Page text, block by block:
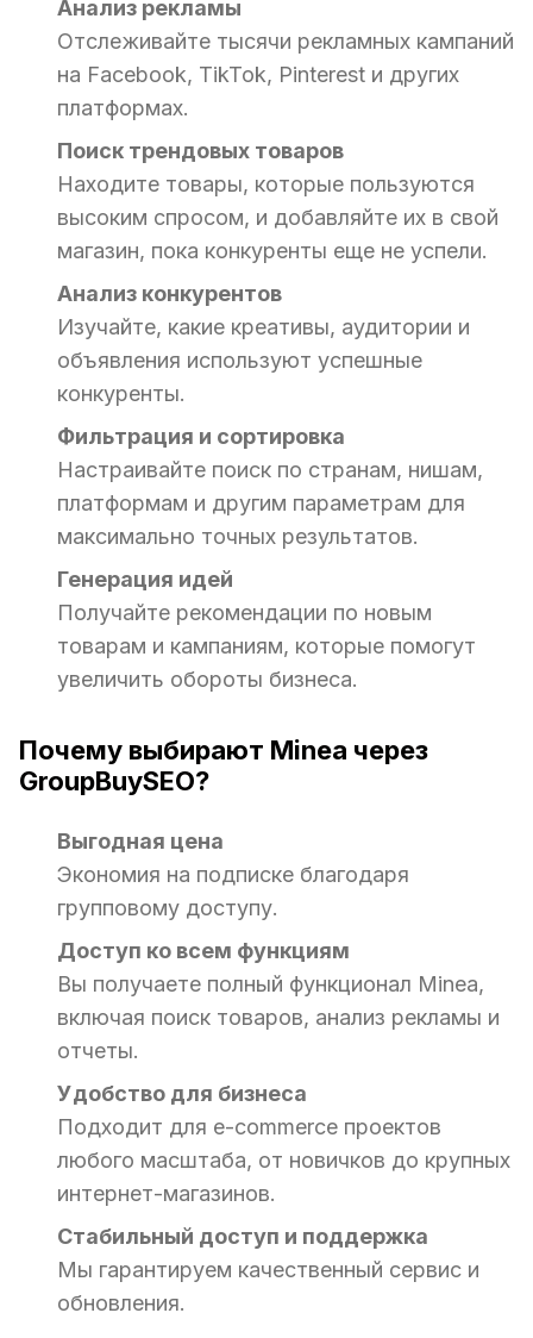
Анализ рекламы
Отслеживайте тысячи рекламных кампаний
на Facebook, TikTok, Pinterest и других
платформах.
Поиск трендовых товаров
Находите товары, которые пользуются
высоким спросом, и добавляйте их в свой
магазин, пока конкуренты еще не успели.
Анализ конкурентов
Изучайте, какие креативы, аудитории и
объявления используют успешные
конкуренты.
Фильтрация и сортировка
Настраивайте поиск по странам, нишам,
платформам и другим параметрам для
максимально точных результатов.
Генерация идей
Получайте рекомендации по новым
товарам и кампаниям, которые помогут
увеличить обороты бизнеса.
Почему выбирают Minea через
GroupBuySEO?
Выгодная цена
Экономия на подписке благодаря
групповому доступу.
Доступ ко всем функциям
Вы получаете полный функционал Minea,
включая поиск товаров, анализ рекламы и
отчеты.
Удобство для бизнеса
Подходит для e-commerce проектов
любого масштаба, от новичков до крупных
интернет-магазинов.
Стабильный доступ и поддержка
Мы гарантируем качественный сервис и
обновления.